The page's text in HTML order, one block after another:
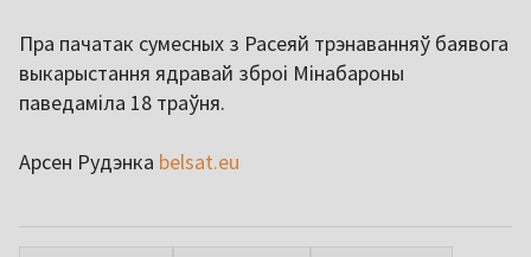
Пра пачатак сумесных з Расеяй трэнаванняў баявога
выкарыстання ядравай зброі Мінабароны
паведаміла 18 траўня.
Арсен Рудэнка belsat.eu